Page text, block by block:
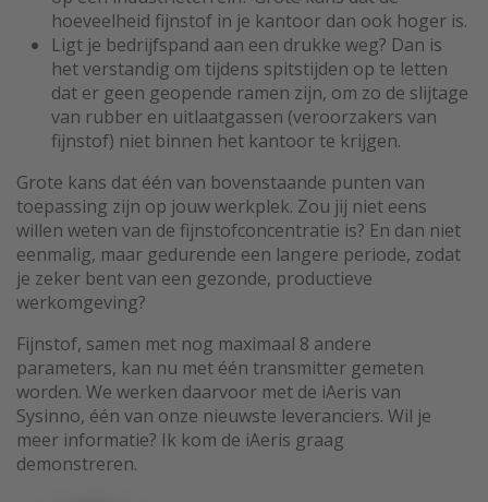
hoeveelheid fijnstof in je kantoor dan ook hoger is.
Ligt je bedrijfspand aan een drukke weg? Dan is
het verstandig om tijdens spitstijden op te letten
dat er geen geopende ramen zijn, om zo de slijtage
van rubber en uitlaatgassen (veroorzakers van
fijnstof) niet binnen het kantoor te krijgen.
Grote kans dat één van bovenstaande punten van
toepassing zijn op jouw werkplek. Zou jij niet eens
willen weten van de fijnstofconcentratie is? En dan niet
eenmalig, maar gedurende een langere periode, zodat
je zeker bent van een gezonde, productieve
werkomgeving?
Fijnstof, samen met nog maximaal 8 andere
parameters, kan nu met één transmitter gemeten
worden. We werken daarvoor met de iAeris van
Sysinno, één van onze nieuwste leveranciers. Wil je
meer informatie? Ik kom de iAeris graag
demonstreren.